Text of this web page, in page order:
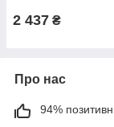
2 437 ₴
Про нас
94%